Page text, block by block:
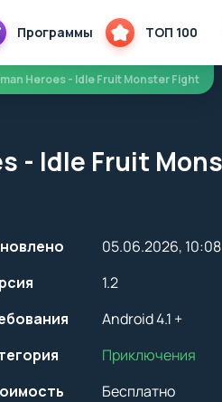
Программы ТОП 100
Heroes - Idle Fruit Monster Fight
- Idle Fruit
05.06.2026, 10:08
1.2
Android 4.1 +
установкой приложения на
версию OS. Мы всегда
Приключения
Бесплатно